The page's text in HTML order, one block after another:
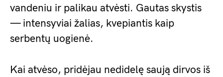
vandeniu ir palikau atvėsti. Gautas skystis
— intensyviai žalias, kvepiantis kaip
serbentų uogienė.
Kai atvėso, pridėjau nedidelę saują dirvos iš